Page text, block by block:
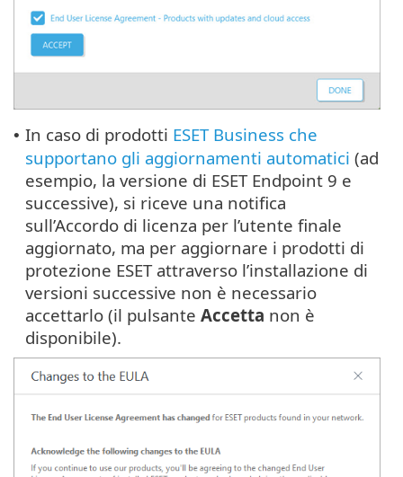
• In caso di prodotti ESET Business che
supportano gli aggiornamenti automatici (ad
esempio, la versione di ESET Endpoint 9 e
successive), si riceve una notifica
sull’Accordo di licenza per l’utente finale
aggiornato, ma per aggiornare i prodotti di
protezione ESET attraverso l’installazione di
versioni successive non è necessario
accettarlo (il pulsante Accetta non è
disponibile).